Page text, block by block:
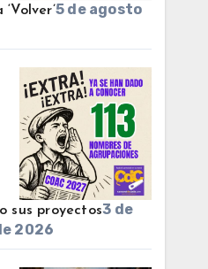
5 de agosto
sus proyectos3 de
2026